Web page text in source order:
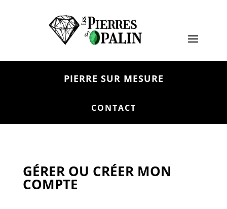
PIERRE SUR MESURE
CONTACT
GÉRER OU CRÉER MON
COMPTE